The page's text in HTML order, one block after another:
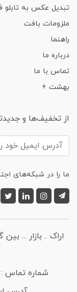
تبدیل عکس به
ملزومات بافت
راهنما
درباره ما
تماس با ما
بهشت +
از تخفیف‌ها و
ما را در شبکه‌های
شماره تماس :